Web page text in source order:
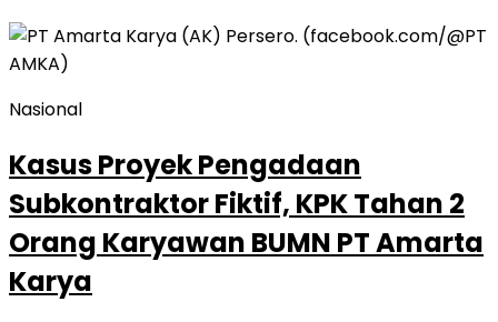
Nasional
Kasus Proyek Pengadaan
Subkontraktor Fiktif, KPK Tahan 2
Orang Karyawan BUMN PT Amarta
Karya